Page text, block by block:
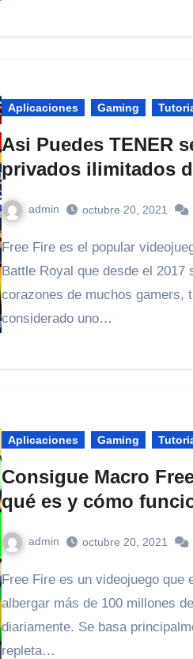
Aplicaciones Gaming
Asi Puedes TENER
privados ilimitados
admin octubre 20, 2021
Free Fire es el popular videojuego multijugador con modo
Battle Royal que desde el 2017
corazones de muchos gamers,
considerado uno…
Aplicaciones Gaming
Consigue Macro
qué es y cómo
admin octubre 20, 2021
Free Fire es un videojuego que en casi 4 años ha logrado
albergar más de 100 millones
diariamente. Se basa
repleta…